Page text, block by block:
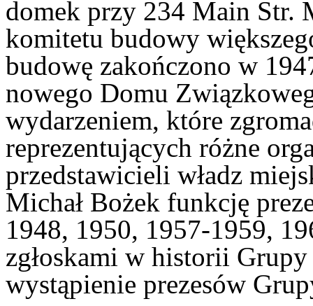
domek przy 234 Main Str.
komitetu budowy
budowę zakończono w
nowego Domu
wydarzeniem, które
reprezentujących różne
przedstawicieli władz
Michał Bożek funkcję
1948, 1950, 1957-1959,
zgłoskami w historii Grupy
wystąpienie prezesów